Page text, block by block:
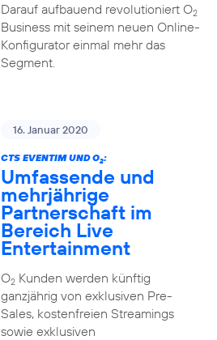
Darauf aufbauend revolutioniert O2
Business mit seinem neuen Online-
Konfigurator einmal mehr das
Segment.
16. Januar 2020
CTS EVENTIM UND O2:
Umfassende und
mehrjährige
Partnerschaft im
Bereich Live
Entertainment
O2Kunden werden künftig
ganzjährig von exklusiven Pre-
Sales, kostenfreien Streamings
sowie exklusiven